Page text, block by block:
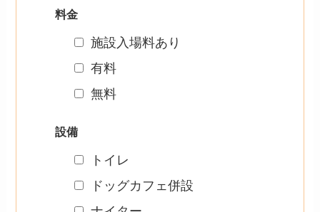
料金
施設入場料あり
有料
無料
設備
トイレ
ドッグカフェ併設